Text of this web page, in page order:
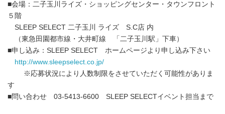
■会場：二子玉川ライズ・ショッピングセンター・タウンフロント
５階
SLEEP SELECT 二子玉川 ライズ S.C店 内
（東急田園都市線・大井町線 「二子玉川駅」下車）
■申し込み：SLEEP SELECT ホームページより申し込み下さい
http://www.sleepselect.co.jp/
※応募状況により人数制限をさせていただく可能性がありま
す
■問い合わせ 03-5413-6600 SLEEP SELECTイベント担当まで